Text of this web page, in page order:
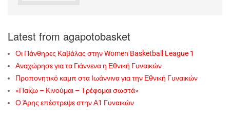
Latest from agapotobasket
Οι Πάνθηρες Καβάλας στην Women Basketball League 1
Αναχώρησε για τα Γιάννενα η Εθνική Γυναικών
Προπονητικό καμπ στα Ιωάννινα για την Εθνική Γυναικών
«Παίζω – Κινούμαι – Τρέφομαι σωστά»
Ο Άρης επέστρεψε στην Α1 Γυναικών